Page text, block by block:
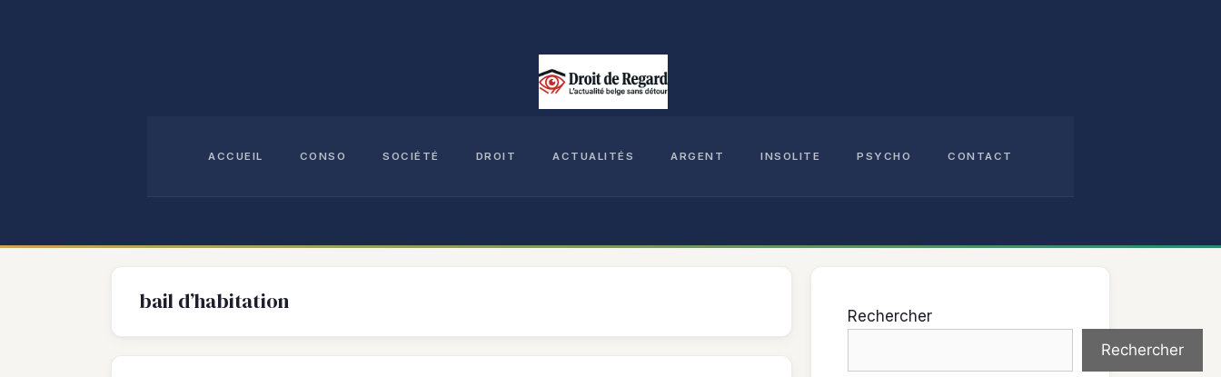
ACCUEIL CONSO SOCIÉTÉ DROIT ACTUALITÉS ARGENT INSOLITE PSYCHO CONTACT
bail d’habitation
Rechercher
Rechercher